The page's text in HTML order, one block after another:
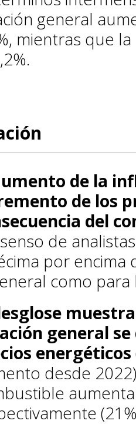
general
mientras que
de la
de los
del
de
por
como para
general
energéticos
desde